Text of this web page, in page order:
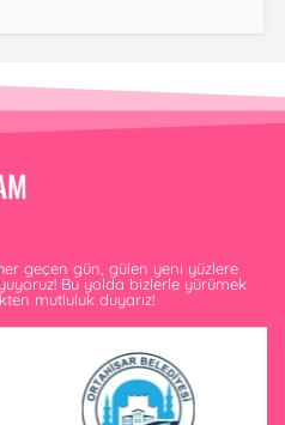
geçen gün, gülen yeni yüzlere
Bu yolda bizlerle yürümek
mutluluk duyarız!